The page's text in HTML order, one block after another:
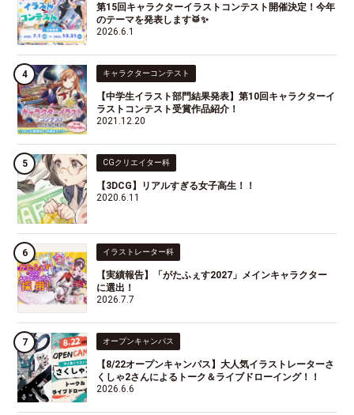
第15回キャラクターイラストコンテスト開催決定！今年
のテーマを発表します🥁✨
2026.6.1
キャラクターコンテスト
【中学生イラスト部門結果発表】第10回キャラクターイ
ラストコンテスト受賞作品紹介！
2021.12.20
CGクリエイター科
【3DCG】リアルすぎる女子高生！！
2020.6.11
イラストレーター科
【実績報告】「がたふぇす2027」メインキャラクター
に選出！
2026.7.7
オープンキャンパス
【8/22オープンキャンパス】大人気イラストレーターさ
くしゃ2さんによるトーク＆ライブドローイング！！
2026.6.6